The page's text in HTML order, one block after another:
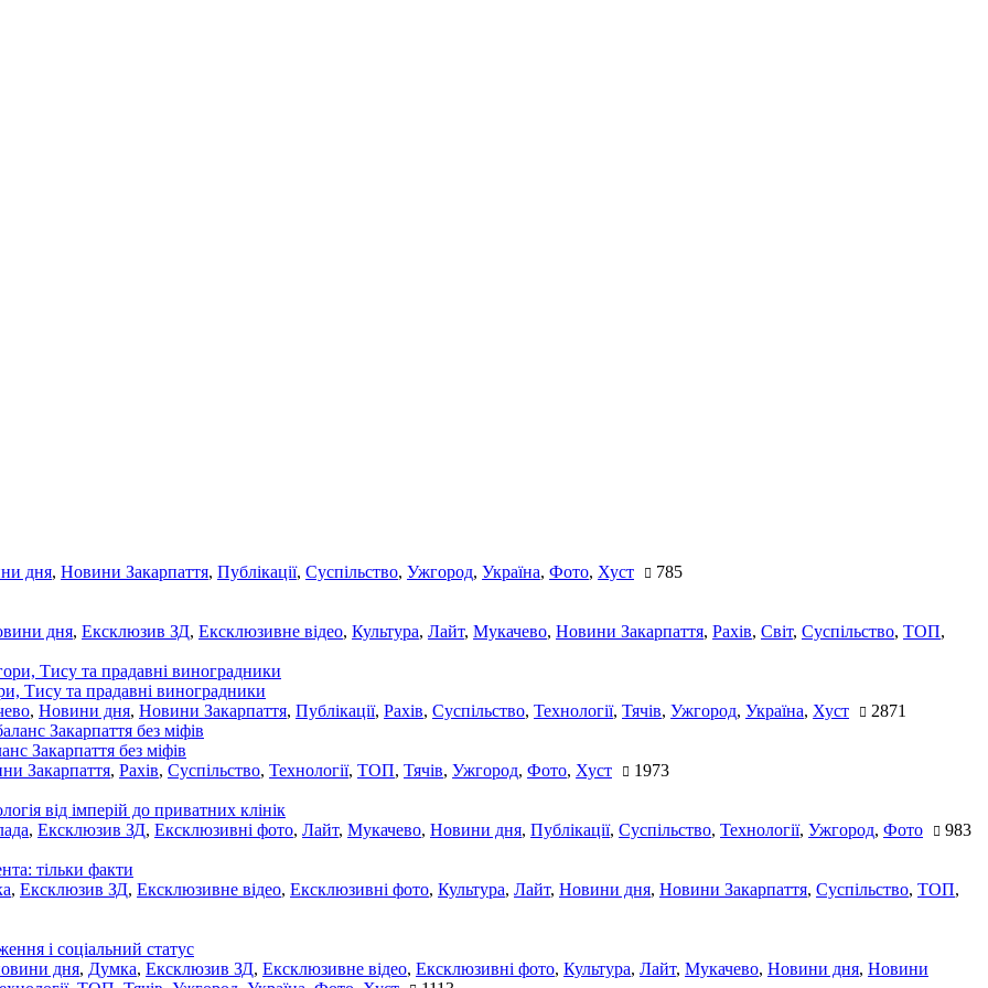
дня, Новини Закарпаття, Публікації, Суспільство, Ужгород, Україна, Фото, Хуст 785
дня, Ексклюзив ЗД, Ексклюзивне відео, Культура, Лайт, Мукачево, Новини Закарпаття, Рахів, Світ, Суспільство, ТОП,
Тису та прадавні виноградники
, Новини дня, Новини Закарпаття, Публікації, Рахів, Суспільство, Технології, Тячів, Ужгород, Україна, Хуст 2871
Закарпаття без міфів
Закарпаття, Рахів, Суспільство, Технології, ТОП, Тячів, Ужгород, Фото, Хуст 1973
від імперій до приватних клінік
, Ексклюзив ЗД, Ексклюзивні фото, Лайт, Мукачево, Новини дня, Публікації, Суспільство, Технології, Ужгород, Фото 983
тільки факти
, Ексклюзив ЗД, Ексклюзивне відео, Ексклюзивні фото, Культура, Лайт, Новини дня, Новини Закарпаття, Суспільство, ТОП,
і соціальний статус
дня, Думка, Ексклюзив ЗД, Ексклюзивне відео, Ексклюзивні фото, Культура, Лайт, Мукачево, Новини дня, Новини